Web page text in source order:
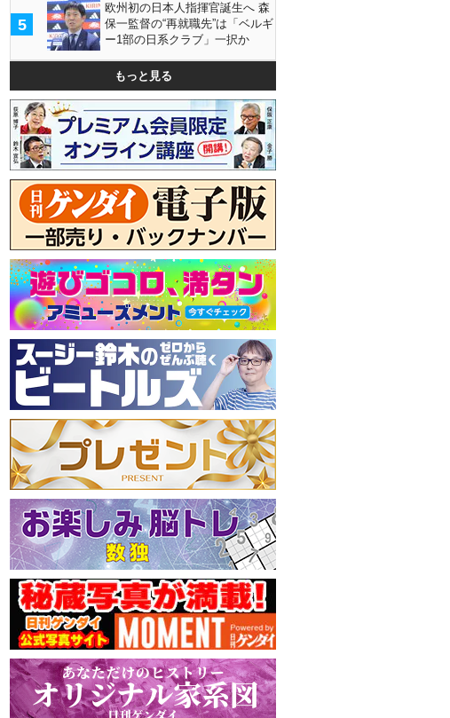
5
欧州初の日本人指揮官誕生へ 森
保一監督の“再就職先”は「ベルギ
ー1部の日系クラブ」一択か
もっと見る